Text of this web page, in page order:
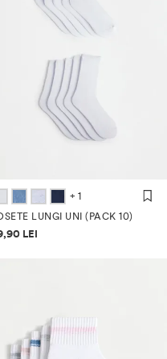
+ 1
LUNGI UNI (PACK 10)
despre prețuri
LEI